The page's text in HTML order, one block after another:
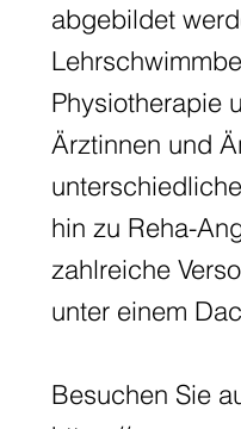
abgebildet
Physiotherapie
Ärztinnen und
hin zu Reha-
zahlreiche
unter einem
Besuchen Sie